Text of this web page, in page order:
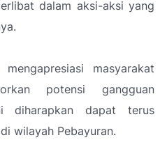
dalam aksi-aksi yang
masyarakat
potensi gangguan
diharapkan dapat terus
wilayah Pebayuran.